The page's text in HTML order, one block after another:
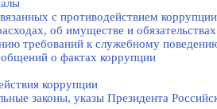
с противодействием
об имуществе и
требований к служебному
о фактах коррупции
коррупции
законы, указы Президента